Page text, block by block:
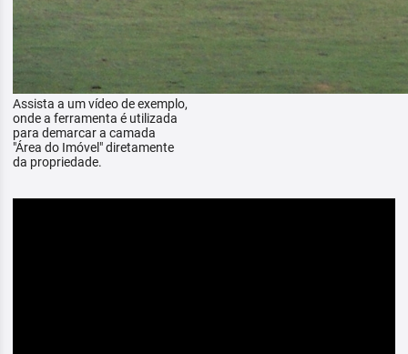
Assista a um vídeo de exemplo,
onde a ferramenta é utilizada
para demarcar a camada
"Área do Imóvel" diretamente
da propriedade.